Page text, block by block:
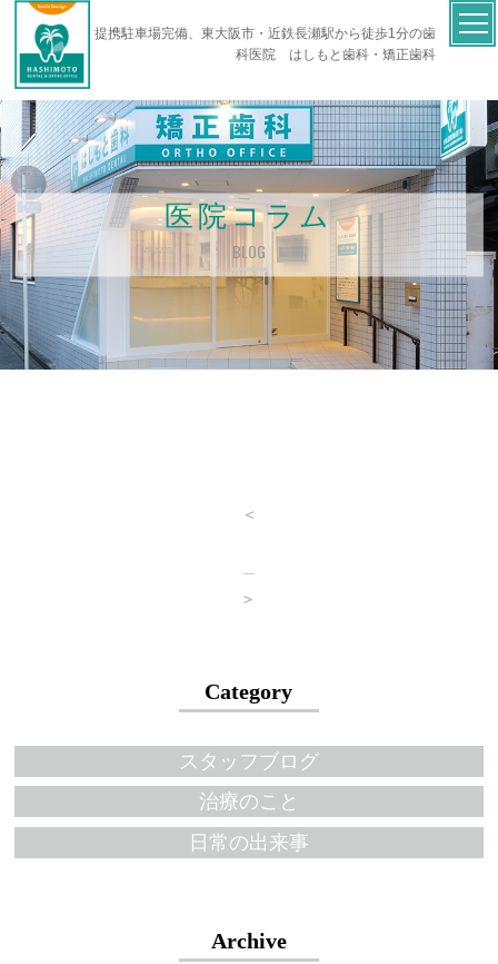
提携駐車場完備、東大阪市・近鉄長瀬駅から徒歩1分の歯
科医院 はしもと歯科・矯正歯科
医院コラム
BLOG
＜
＞
Category
スタッフブログ
治療のこと
日常の出来事
Archive